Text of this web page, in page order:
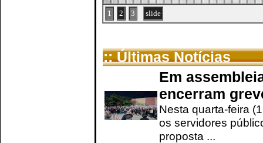
1 2 3 slide
:: Últimas Notícias
Em
encerram
Nesta quarta-feira
os servidores
proposta ...